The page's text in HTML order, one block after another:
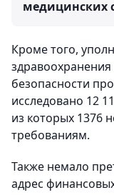
медицинских
Кроме того,
безопасности
исследовано 12
из которых 1376
требованиям.
Также немало
адрес